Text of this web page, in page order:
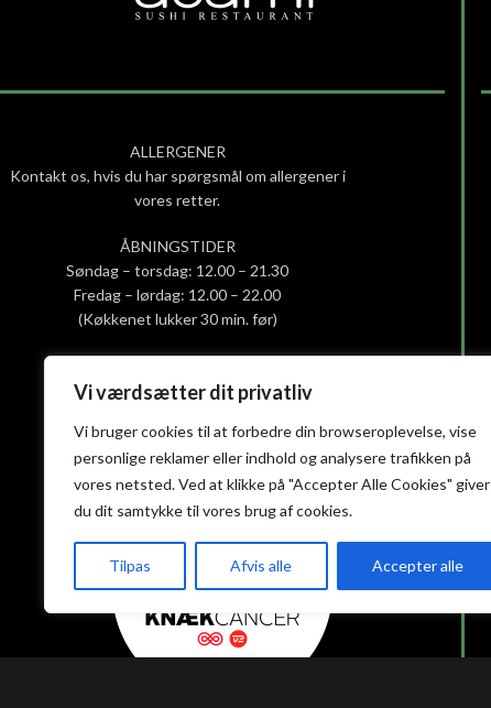
Vi værdsætter dit privatliv
Vi bruger cookies til at forbedre din browseroplevelse, vise
personlige reklamer eller indhold og analysere trafikken på
vores netsted. Ved at klikke på "Accepter Alle Cookies" giver
du dit samtykke til vores brug af cookies.
Tilpas Afvis alle Accepter alle
ALLERGENER
Kontakt os, hvis du har spørgsmål om allergener i
vores retter.
ÅBNINGSTIDER
Søndag – torsdag: 12.00 – 21.30
Fredag – lørdag: 12.00 – 22.00
(Køkkenet lukker 30 min. før)
Privatlivs- og cookiepolitik
Handelsbetingelser